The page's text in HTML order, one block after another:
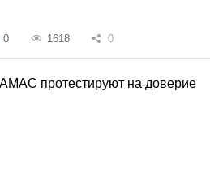
0 1618 0
протестируют на доверие